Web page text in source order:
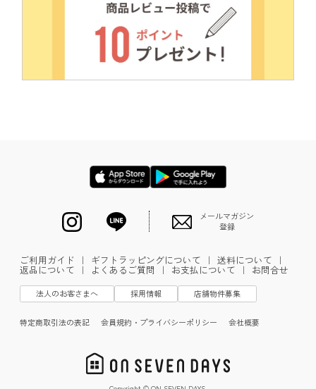
メールマガジン
登録
ご利用ガイド ｜ ギフトラッピングについて ｜ 送料について ｜
返品について ｜ よくあるご質問 ｜ お支払について ｜ お問合せ
法人のお客さまへ 採用情報 店舗物件募集
特定商取引法の表記 会員規約・プライバシーポリシー 会社概要